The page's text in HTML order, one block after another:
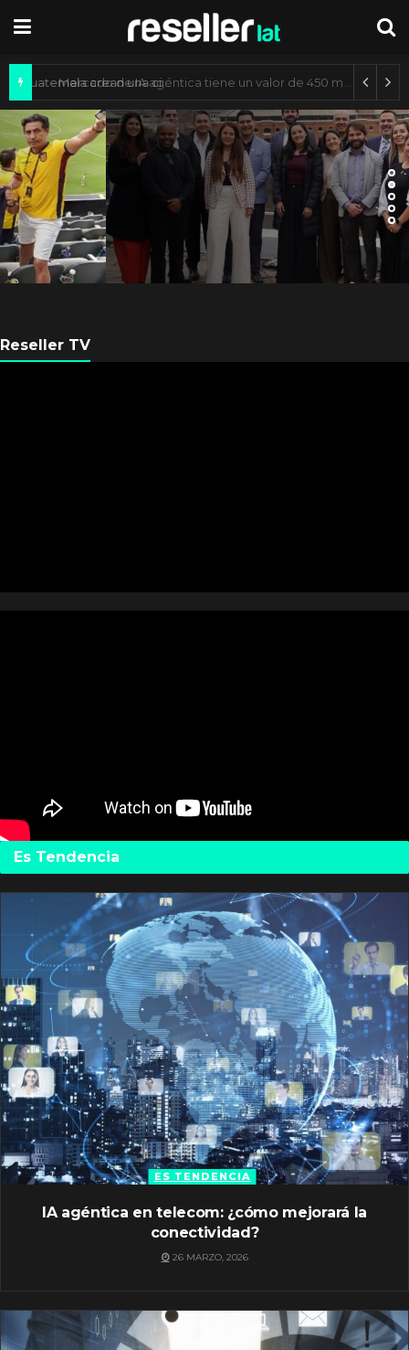
Axis Communications y Guatemala crean una ciudad inteligente
ARGENTINA
Axis Communications
Argentina se fortalece con
nueva sede
Reseller TV
Es Tendencia
ES TENDENCIA
IA agéntica en telecom: ¿cómo mejorará la
conectividad?
26 MARZO, 2026